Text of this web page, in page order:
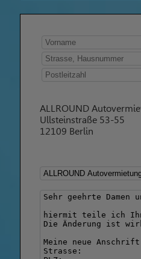
ALLROUND
Ullsteinstraße 53-55
12109 Berlin